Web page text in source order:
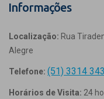
Informações
Localização: Rua
Alegre
Telefone: (51) 3314
Horários de Visita: 24